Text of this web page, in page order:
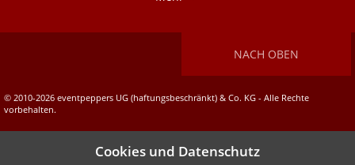
NACH OBEN
© 2010-2026 eventpeppers UG (haftungsbeschränkt) & Co. KG - Alle Rechte
vorbehalten.
Cookies und Datenschutz